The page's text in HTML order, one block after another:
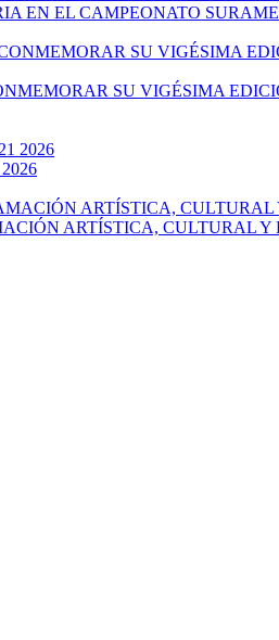
EN EL CAMPEONATO
SU VIGÉSIMA
ARTÍSTICA, CULTURAL Y